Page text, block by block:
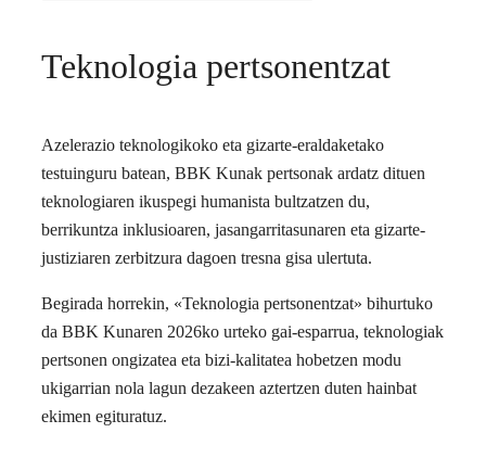
Teknologia pertsonentzat
Azelerazio teknologikoko eta gizarte-eraldaketako
testuinguru batean, BBK Kunak pertsonak ardatz dituen
teknologiaren ikuspegi humanista bultzatzen du,
berrikuntza inklusioaren, jasangarritasunaren eta gizarte-
justiziaren zerbitzura dagoen tresna gisa ulertuta.
Begirada horrekin, «Teknologia pertsonentzat» bihurtuko
da BBK Kunaren 2026ko urteko gai-esparrua, teknologiak
pertsonen ongizatea eta bizi-kalitatea hobetzen modu
ukigarrian nola lagun dezakeen aztertzen duten hainbat
ekimen egituratuz.